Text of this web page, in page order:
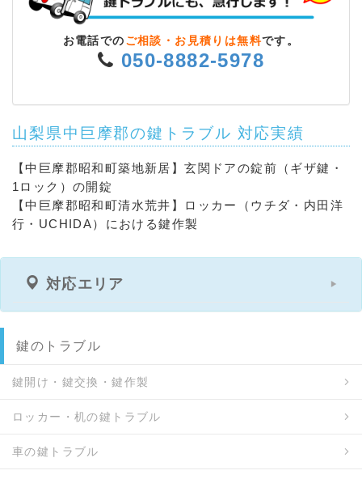
お電話での ご相談・お見積りは無料です。
050-8882-5978
山梨県中巨摩郡の鍵トラブル 対応実績
【中巨摩郡昭和町築地新居】玄関ドアの錠前（ギザ鍵・
1ロック）の開錠
【中巨摩郡昭和町清水荒井】ロッカー（ウチダ・内田洋
行・UCHIDA）における鍵作製
対応エリア
鍵のトラブル
鍵開け・鍵交換・鍵作製
ロッカー・机の鍵トラブル
車の鍵トラブル